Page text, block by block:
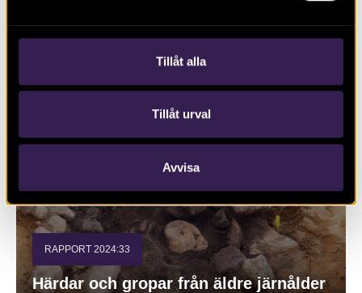
Tillåt alla
Tillåt urval
Avvisa
RAPPORT 2024:33
Härdar och gropar från äldre järnålder